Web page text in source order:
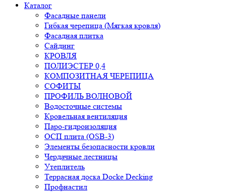
Каталог
Фасадные панели
Гибкая черепица (Мягкая кровля)
Фасадная плитка
Сайдинг
КРОВЛЯ
ПОЛИЭСТЕР 0,4
КОМПОЗИТНАЯ ЧЕРЕПИЦА
СОФИТЫ
ПРОФИЛЬ ВОЛНОВОЙ
Водосточные системы
Кровельная вентиляция
Паро-гидроизоляция
ОСП плита (OSB-3)
Элементы безопасности кровли
Чердачные лестницы
Утеплитель
Террасная доска Docke Decking
Профнастил